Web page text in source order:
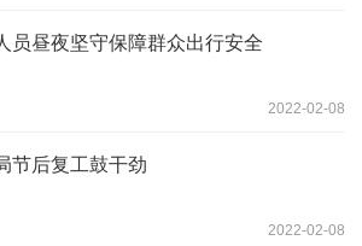
员昼夜坚守保障群众出行安全
2022-02-08
节后复工鼓干劲
2022-02-08